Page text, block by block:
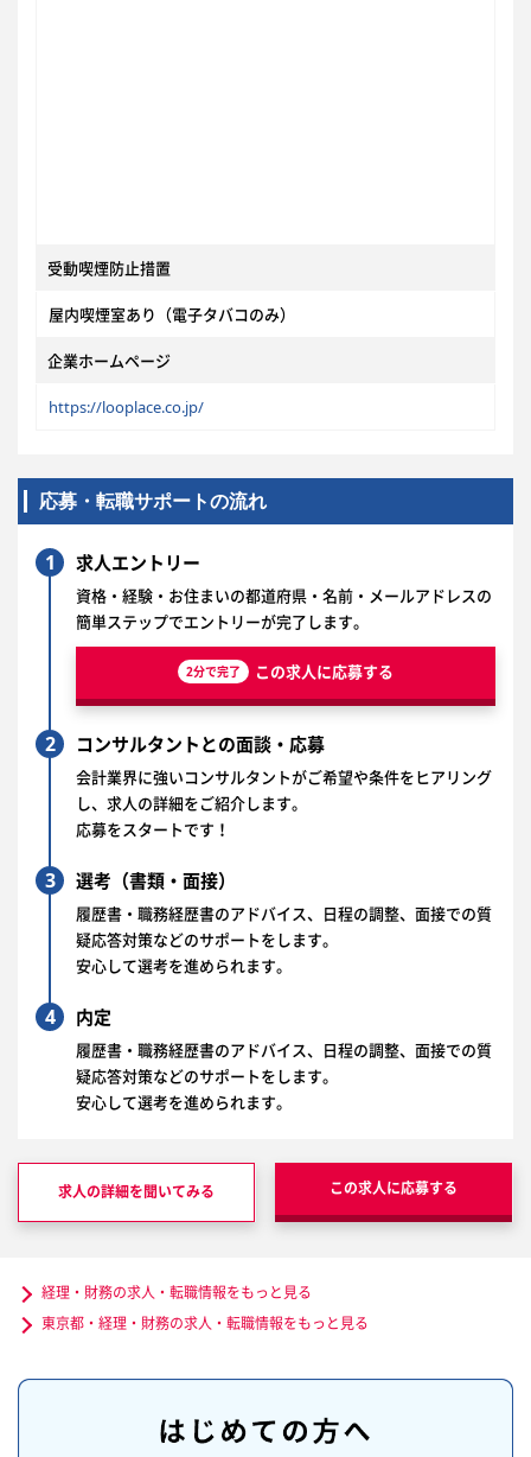
受動喫煙防止措置
屋内喫煙室あり（電子タバコのみ）
企業ホームページ
https://looplace.co.jp/
応募・転職サポートの流れ
1 求人エントリー
資格・経験・お住まいの都道府県・名前・メールアドレスの
簡単ステップでエントリーが完了します。
2分で完了 この求人に応募する
2 コンサルタントとの面談・応募
会計業界に強いコンサルタントがご希望や条件をヒアリング
し、求人の詳細をご紹介します。
応募をスタートです！
3 選考（書類・面接）
履歴書・職務経歴書のアドバイス、日程の調整、面接での質
疑応答対策などのサポートをします。
安心して選考を進められます。
4 内定
履歴書・職務経歴書のアドバイス、日程の調整、面接での質
疑応答対策などのサポートをします。
安心して選考を進められます。
求人の詳細を聞いてみる この求人に応募する
経理・財務の求人・転職情報をもっと見る
東京都・経理・財務の求人・転職情報をもっと見る